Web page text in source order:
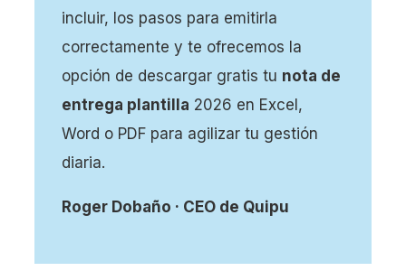
5 – Firma del comprador
(2026)
Descargar plantilla de nota de entrega en Word y
Tipos de plantillas: Valorizada vs Sin Valorar
incluir, los pasos para emitirla
correctamente y te ofrecemos la
opción de descargar gratis tu nota de
entrega plantilla 2026 en Excel,
Word o PDF para agilizar tu gestión
diaria.
Roger Dobaño · CEO de Quipu